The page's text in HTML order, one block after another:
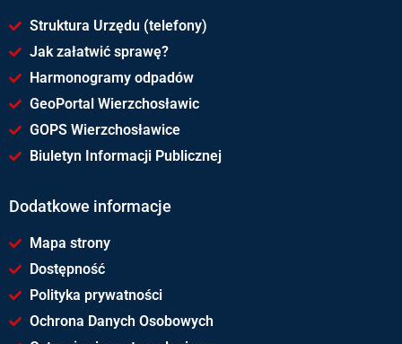
Struktura Urzędu (telefony)
Jak załatwić sprawę?
Harmonogramy odpadów
GeoPortal Wierzchosławic
GOPS Wierzchosławice
Biuletyn Informacji Publicznej
Dodatkowe informacje
Mapa strony
Dostępność
Polityka prywatności
Ochrona Danych Osobowych